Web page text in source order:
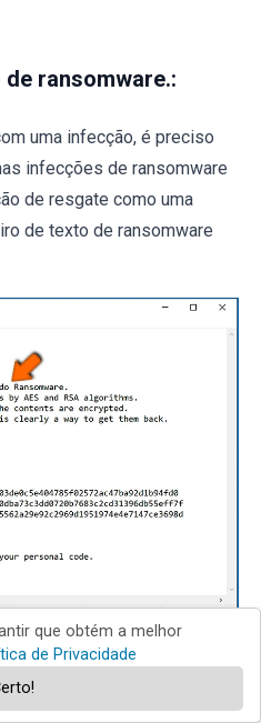
ransomware.:
uma infecção, é preciso
infecções de ransomware
de resgate como uma
de texto de ransomware
dos casos, as infecções
mais diretas,
os dados foram encriptados
que obtém a melhor
de Privacidade